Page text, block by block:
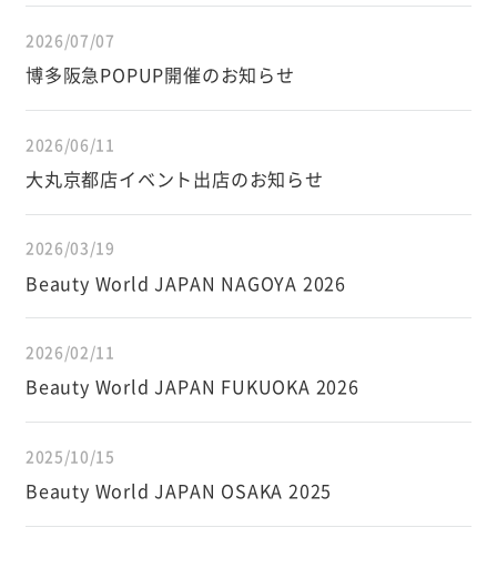
2026/07/07
博多阪急POPUP開催のお知らせ
2026/06/11
大丸京都店イベント出店のお知らせ
2026/03/19
Beauty World JAPAN NAGOYA 2026
2026/02/11
Beauty World JAPAN FUKUOKA 2026
2025/10/15
Beauty World JAPAN OSAKA 2025